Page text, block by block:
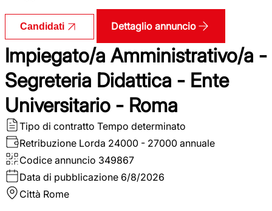
Candidati Dettaglio annuncio
Impiegato/a Amministrativo/a -
Segreteria Didattica - Ente
Universitario - Roma
Tipo di contratto Tempo determinato
Retribuzione Lorda 24000 - 27000 annuale
Codice annuncio 349867
Data di pubblicazione 6/8/2026
Città Rome